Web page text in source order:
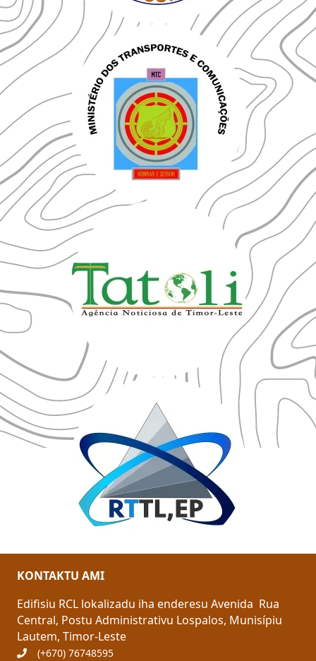
KONTAKTU AMI
Edifisiu RCL lokalizadu iha enderesu Avenida Rua
Central, Postu Administrativu Lospalos, Munisípiu
Lautem, Timor-Leste
(+670) 76748595